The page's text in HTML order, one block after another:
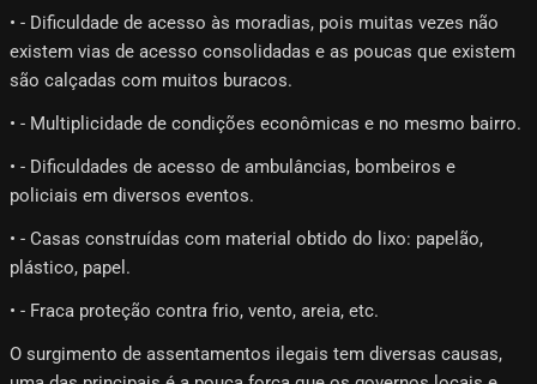
• - Dificuldade de acesso às moradias, pois muitas vezes não
existem vias de acesso consolidadas e as poucas que existem
são calçadas com muitos buracos.
• - Multiplicidade de condições econômicas e no mesmo bairro.
• - Dificuldades de acesso de ambulâncias, bombeiros e
policiais em diversos eventos.
• - Casas construídas com material obtido do lixo: papelão,
plástico, papel.
• - Fraca proteção contra frio, vento, areia, etc.
O surgimento de assentamentos ilegais tem diversas causas,